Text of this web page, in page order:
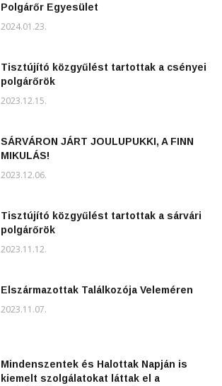
Polgárőr Egyesület
2024.01.23.
Tisztújító közgyűlést tartottak a csényei
polgárőrök
2023.12.15.
SÁRVÁRON JÁRT JOULUPUKKI, A FINN
MIKULÁS!
2023.12.06.
Tisztújító közgyűlést tartottak a sárvári
polgárőrök
2023.11.12.
Elszármazottak Találkozója Veleméren
2023.11.07.
Mindenszentek és Halottak Napján is
kiemelt szolgálatokat láttak el a